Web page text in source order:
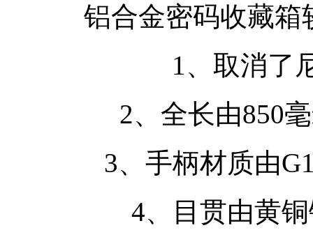
铝合金密码收藏箱
1、取消了
2、全长由850
3、手柄材质由
4、目贯由黄